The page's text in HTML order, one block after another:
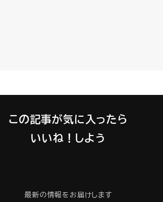
この記事が気に入ったら
いいね！しよう
最新の情報をお届けします